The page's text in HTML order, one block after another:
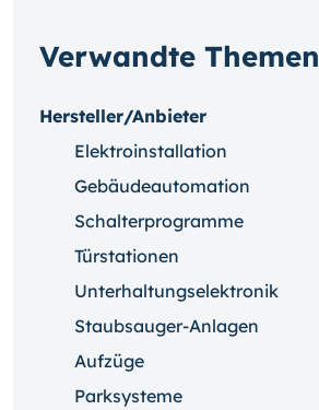
Verwandte Themen
Hersteller/Anbieter
Elektroinstallation
Gebäudeautomation
Schalterprogramme
Türstationen
Unterhaltungselektronik
Staubsauger-Anlagen
Aufzüge
Parksysteme